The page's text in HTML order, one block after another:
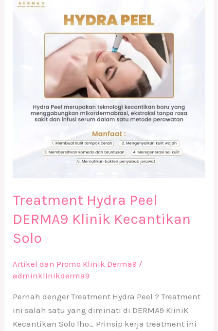
Treatment Hydra Peel
DERMA9 Klinik Kecantikan
Solo
Artikel dan Promo Klinik Derma9 /
adminklinikderma9
Pernah denger Treatment Hydra Peel ? Treatment
ini salah satu yang diminati di DERMA9 KliniK
Kecantikan Solo lho… Prinsip kerja treatment ini
Hydra
DERMA9
Kecantikan